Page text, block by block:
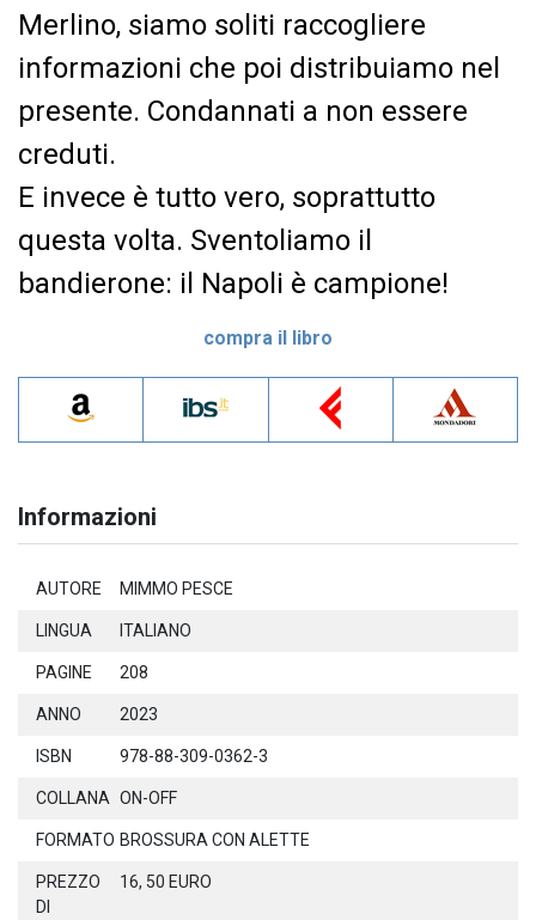
Merlino, siamo soliti raccogliere
informazioni che poi distribuiamo nel
presente. Condannati a non essere
creduti.
E invece è tutto vero, soprattutto
questa volta. Sventoliamo il
bandierone: il Napoli è campione!
compra il libro
Informazioni
AUTORE MIMMO PESCE
LINGUA ITALIANO
PAGINE 208
ANNO 2023
ISBN 978-88-309-0362-3
COLLANA ON-OFF
FORMATO BROSSURA CON ALETTE
PREZZO
DI
16, 50 EURO